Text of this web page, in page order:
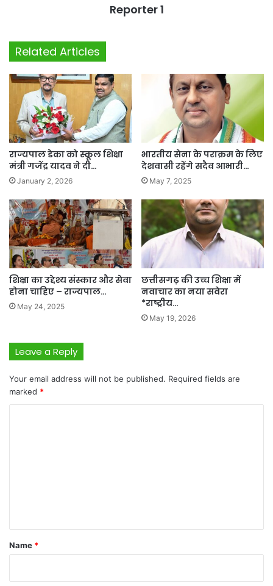
Reporter 1
Related Articles
राज्यपाल डेका को स्कूल शिक्षा
मंत्री गजेंद्र यादव ने दी…
January 2, 2026
भारतीय सेना के पराक्रम के लिए
देशवासी रहेंगे सदैव आभारी…
May 7, 2025
शिक्षा का उद्देश्य संस्कार और सेवा
होना चाहिए – राज्यपाल…
May 24, 2025
छत्तीसगढ़ की उच्च शिक्षा में
नवाचार का नया सवेरा
*राष्ट्रीय…
May 19, 2026
Leave a Reply
Your email address will not be published. Required fields are
marked *
*
Name *